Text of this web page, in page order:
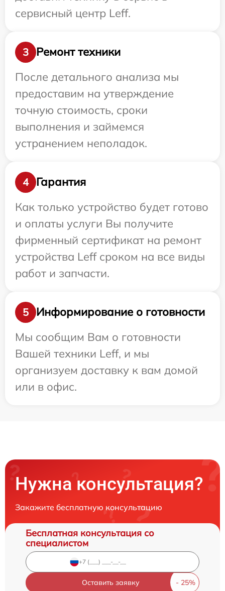
сервисный центр Leff.
3
Ремонт техники
После детального анализа мы
предоставим на утверждение
точную стоимость, сроки
выполнения и займемся
устранением неполадок.
4
Гарантия
Как только устройство будет готово
и оплаты услуги Вы получите
фирменный сертификат на ремонт
устройства Leff сроком на все виды
работ и запчасти.
5
Информирование о готовности
Мы сообщим Вам о готовности
Вашей техники Leff, и мы
организуем доставку к вам домой
или в офис.
Нужна консультация?
Закажите бесплатную консультацию
Бесплатная консультация со
специалистом
Оставить заявку